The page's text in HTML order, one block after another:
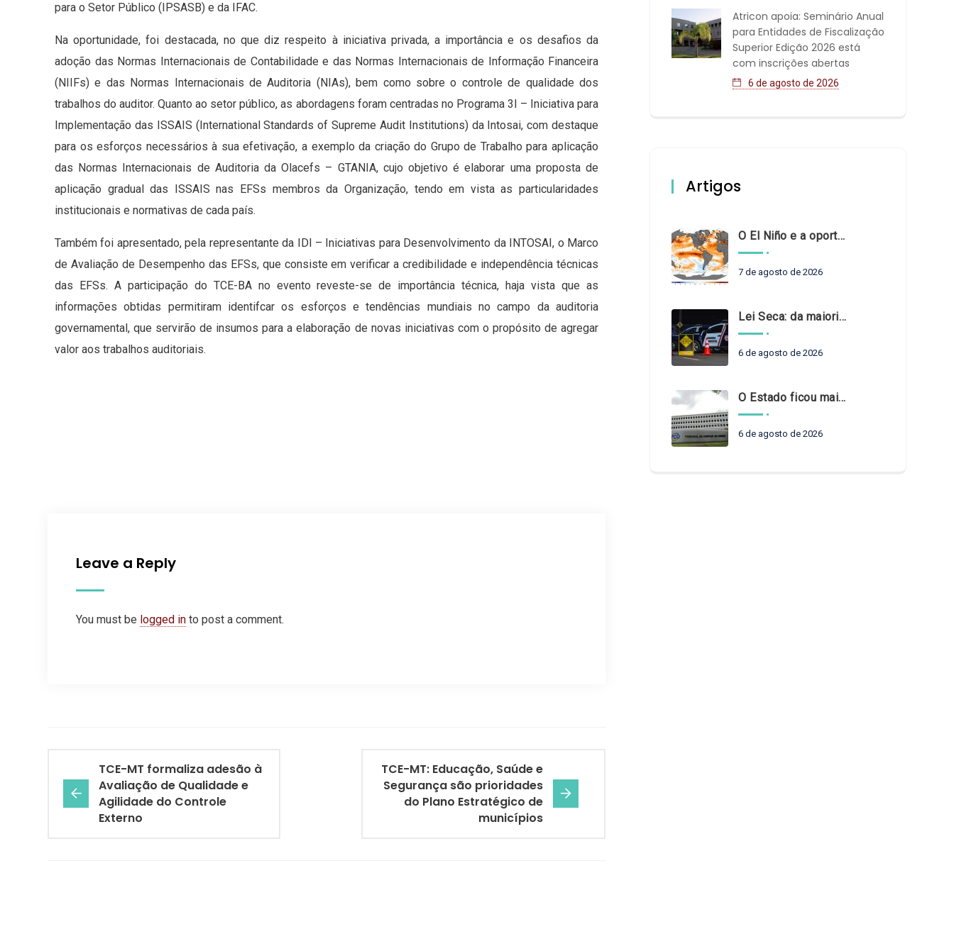
para o Setor Público (IPSASB) e da IFAC.
Na oportunidade, foi destacada, no que diz respeito à iniciativa privada, a importância e os desafios da
adoção das Normas Internacionais de Contabilidade e das Normas Internacionais de Informação Financeira
(NIIFs) e das Normas Internacionais de Auditoria (NIAs), bem como sobre o controle de qualidade dos
trabalhos do auditor. Quanto ao setor público, as abordagens foram centradas no Programa 3I – Iniciativa para
Implementação das ISSAIS (International Standards of Supreme Audit Institutions) da Intosai, com destaque
para os esforços necessários à sua efetivação, a exemplo da criação do Grupo de Trabalho para aplicação
das Normas Internacionais de Auditoria da Olacefs – GTANIA, cujo objetivo é elaborar uma proposta de
aplicação gradual das ISSAIS nas EFSs membros da Organização, tendo em vista as particularidades
institucionais e normativas de cada país.
Também foi apresentado, pela representante da IDI – Iniciativas para Desenvolvimento da INTOSAI, o Marco
de Avaliação de Desempenho das EFSs, que consiste em verificar a credibilidade e independência técnicas
das EFSs. A participação do TCE-BA no evento reveste-se de importância técnica, haja vista que as
informações obtidas permitiram identifcar os esforços e tendências mundiais no campo da auditoria
governamental, que servirão de insumos para a elaboração de novas iniciativas com o propósito de agregar
valor aos trabalhos auditoriais.
Leave a Reply
You must be logged in to post a comment.
TCE-MT formaliza adesão à
Avaliação de Qualidade e
Agilidade do Controle
Externo
TCE-MT: Educação, Saúde e
Segurança são prioridades
do Plano Estratégico de
municípios
Atricon apoia: Seminário Anual
para Entidades de Fiscalização
Superior Edição 2026 está
com inscrições abertas
6 de agosto de 2026
Artigos
O El Niño e a oportunidade de fortalecer o controle externo das políticas climáticas
7 de agosto de 2026
Lei Seca: da maioridade à maturidade
6 de agosto de 2026
O Estado ficou mais complexo. O controle precisa acompanhar
6 de agosto de 2026